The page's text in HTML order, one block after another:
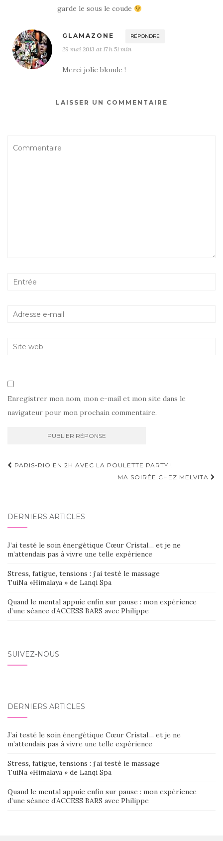
garde le sous le coude
GLAMAZONE RÉPONDRE
29 mai 2013 at 17 h 51 min
Merci jolie blonde !
LAISSER UN COMMENTAIRE
Enregistrer mon nom, mon e-mail et mon site dans le
navigateur pour mon prochain commentaire.
Navigation
PARIS-RIO EN 2H AVEC LA POULETTE PARTY !
MA SOIRÉE CHEZ MELVITA
DERNIERS ARTICLES
J’ai testé le soin énergétique Cœur Cristal… et je ne
m’attendais pas à vivre une telle expérience
Stress, fatigue, tensions : j’ai testé le massage
TuiNa »Himalaya » de Lanqi Spa
Quand le mental appuie enfin sur pause : mon expérience
d’une séance d’ACCESS BARS avec Philippe
SUIVEZ-NOUS
DERNIERS ARTICLES
J’ai testé le soin énergétique Cœur Cristal… et je ne
m’attendais pas à vivre une telle expérience
Stress, fatigue, tensions : j’ai testé le massage
TuiNa »Himalaya » de Lanqi Spa
Quand le mental appuie enfin sur pause : mon expérience
d’une séance d’ACCESS BARS avec Philippe